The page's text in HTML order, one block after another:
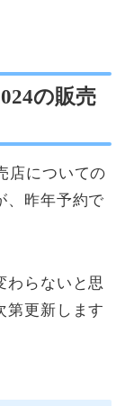
の販売
店についての
、昨年予約で
わらないと思
第更新します